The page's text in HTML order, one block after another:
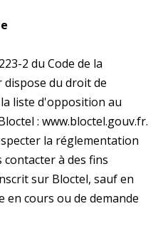
2 du Code de la
du droit de
liste d'opposition au
: www.bloctel.gouv.fr.
la réglementation
à des fins
sur Bloctel, sauf en
en cours ou de demande